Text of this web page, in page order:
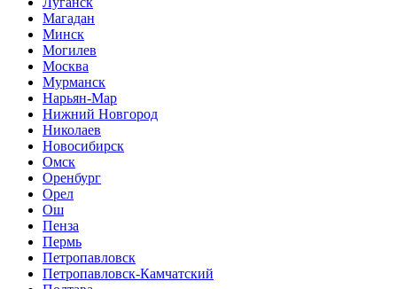
Магадан
Минск
Могилев
Москва
Мурманск
Нарьян-Мар
Нижний Новгород
Николаев
Новосибирск
Омск
Оренбург
Орел
Ош
Пенза
Пермь
Петропавловск
Петропавловск-Камчатский